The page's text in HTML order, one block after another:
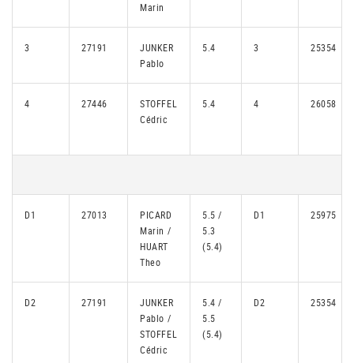
Marin
3 27191
JUNKER
Pablo
5.4 3 25354
4 27446
STOFFEL
Cédric
5.4 4 26058
D1 27013
PICARD
Marin /
HUART
Theo
5.5 /
5.3
(5.4)
D1 25975
D2 27191
JUNKER
Pablo /
STOFFEL
Cédric
5.4 /
5.5
(5.4)
D2 25354